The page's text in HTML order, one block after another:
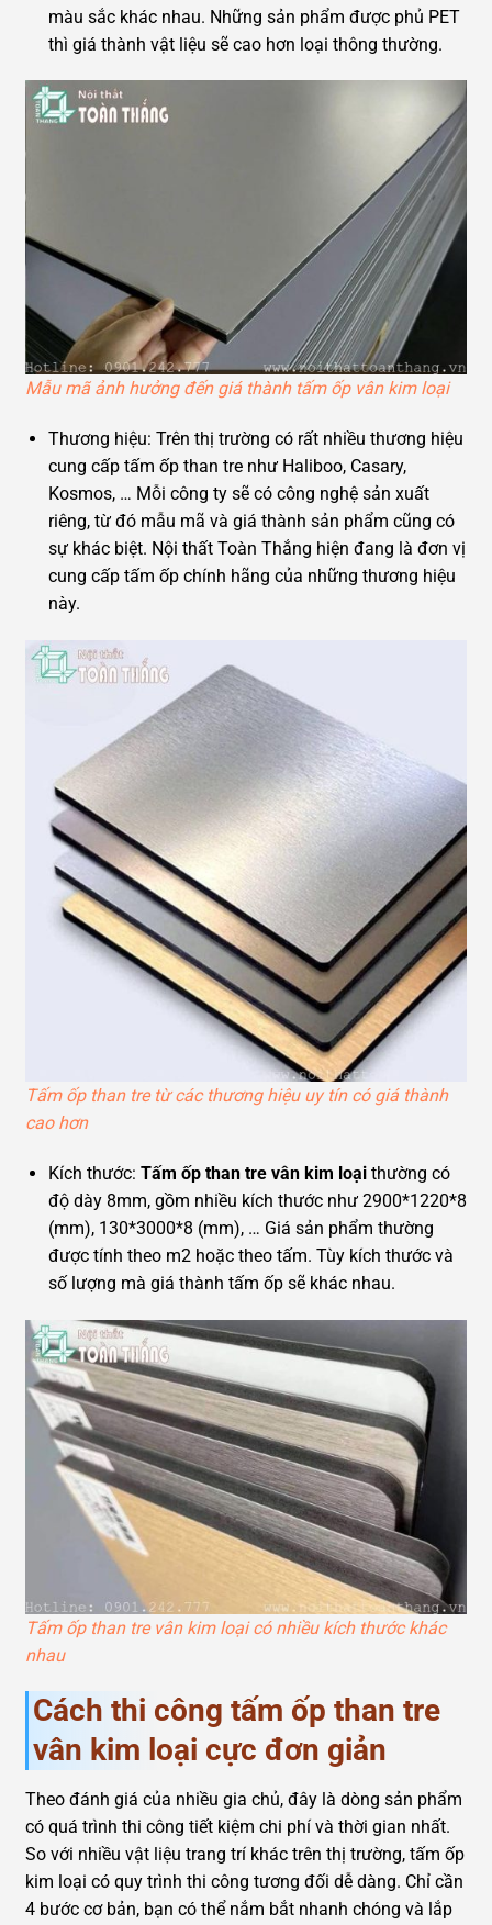
màu sắc khác nhau. Những sản phẩm được phủ PET
thì giá thành vật liệu sẽ cao hơn loại thông thường.
Mẫu mã ảnh hưởng đến giá thành tấm ốp vân kim loại
Thương hiệu: Trên thị trường có rất nhiều thương hiệu
cung cấp tấm ốp than tre như Haliboo, Casary,
Kosmos, … Mỗi công ty sẽ có công nghệ sản xuất
riêng, từ đó mẫu mã và giá thành sản phẩm cũng có
sự khác biệt. Nội thất Toàn Thắng hiện đang là đơn vị
cung cấp tấm ốp chính hãng của những thương hiệu
này.
Tấm ốp than tre từ các thương hiệu uy tín có giá thành
cao hơn
Kích thước: Tấm ốp than tre vân kim loạithường có
độ dày 8mm, gồm nhiều kích thước như 2900*1220*8
(mm), 130*3000*8 (mm), … Giá sản phẩm thường
được tính theo m2 hoặc theo tấm. Tùy kích thước và
số lượng mà giá thành tấm ốp sẽ khác nhau.
Tấm ốp than tre vân kim loại có nhiều kích thước khác
nhau
Cách thi công tấm ốp than tre
vân kim loại cực đơn giản
Theo đánh giá của nhiều gia chủ, đây là dòng sản phẩm
có quá trình thi công tiết kiệm chi phí và thời gian nhất.
So với nhiều vật liệu trang trí khác trên thị trường, tấm ốp
kim loại có quy trình thi công tương đối dễ dàng. Chỉ cần
4 bước cơ bản, bạn có thể nắm bắt nhanh chóng và lắp